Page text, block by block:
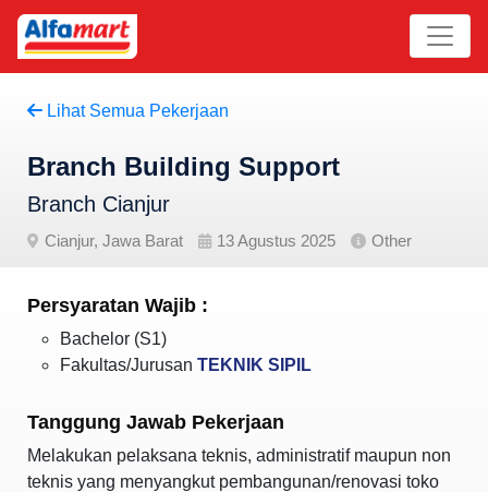
Lihat Semua Pekerjaan
Branch Building Support
Branch Cianjur
Cianjur, Jawa Barat 13 Agustus 2025 Other
Persyaratan Wajib :
Bachelor (S1)
Fakultas/Jurusan TEKNIK SIPIL
Tanggung Jawab Pekerjaan
Melakukan pelaksana teknis, administratif maupun non
teknis yang menyangkut pembangunan/renovasi toko